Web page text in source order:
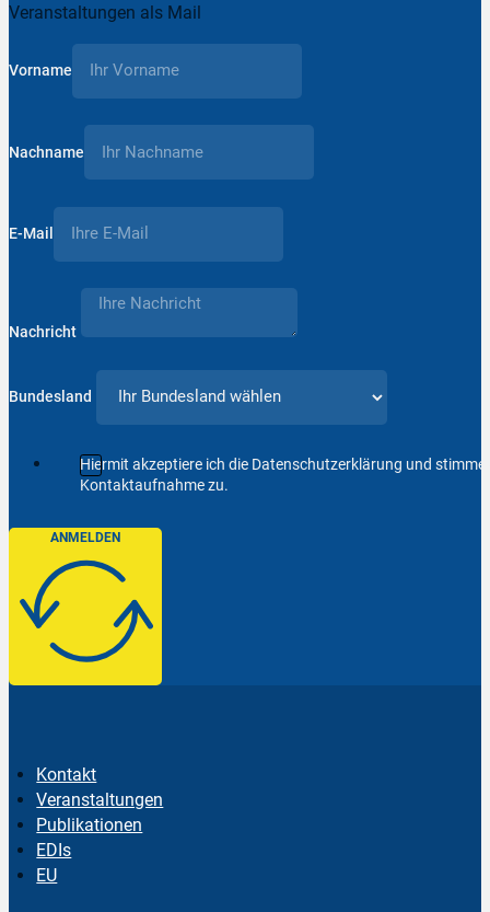
Veranstaltungen als Mail
Vorname
Nachname
E-Mail
Nachricht
Bundesland
Hiermit akzeptiere ich die Datenschutzerklärung und
Kontaktaufnahme zu.
ANMELDEN
Kontakt
Veranstaltungen
Publikationen
EDIs
EU